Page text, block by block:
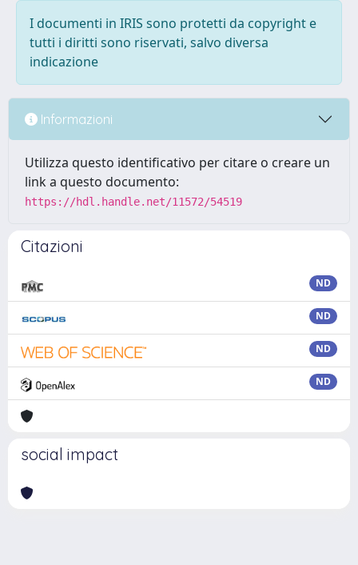
I documenti in IRIS sono protetti da copyright e
tutti i diritti sono riservati, salvo diversa
indicazione
Informazioni
Utilizza questo identificativo per citare o creare un
link a questo documento:
https://hdl.handle.net/11572/54519
Citazioni
ND
ND
ND
ND
social impact